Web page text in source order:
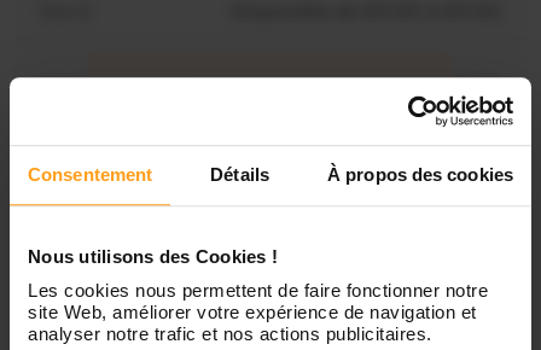
Consentement Détails À propos des cookies
Nous utilisons des Cookies !
Les cookies nous permettent de faire fonctionner notre
site Web, améliorer votre expérience de navigation et
analyser notre trafic et nos actions publicitaires.
Disponible de 00:00 à 00:00
Samedi Disponible de 00:00 à 00:00